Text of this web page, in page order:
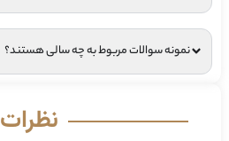
نمونه سوالات مربوط به چه سالی هستند؟
نظرات